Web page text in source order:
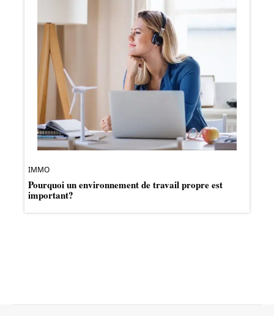
IMMO
Pourquoi un environnement de travail propre est
important?